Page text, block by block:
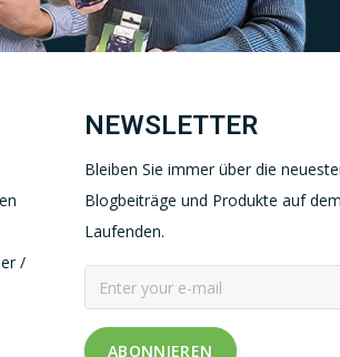
/
NEWSLETTER
Bleiben Sie immer über die
Blogbeiträge und Produkte auf dem
Laufenden.
ABONNIEREN